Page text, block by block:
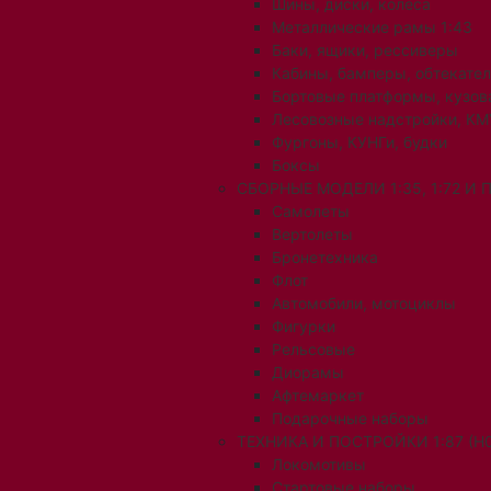
Шины, диски, колеса
Металлические рамы 1:43
Баки, ящики, рессиверы
Кабины, бамперы,
Бортовые платформы,
Лесовозные надстройки,
Фургоны, КУНГи, будки
Боксы
СБОРНЫЕ МОДЕЛИ 1:35, 1:72 И
Самолеты
Вертолеты
Бронетехника
Флот
Автомобили, мотоциклы
Фигурки
Рельсовые
Диорамы
Афтемаркет
Подарочные наборы
ТЕХНИКА И ПОСТРОЙКИ 1:87
Локомотивы
Стартовые наборы